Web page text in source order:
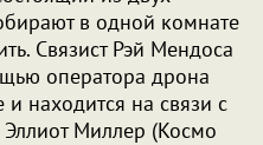
в одной комнате
Связист Рэй Мендоса
оператора дрона
находится на связи с
Миллер (Космо